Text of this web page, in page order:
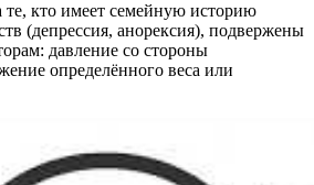
те, кто имеет семейную историю
(депрессия, анорексия), подвержены
давление со стороны
определённого веса или